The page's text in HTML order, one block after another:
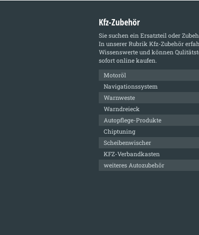
Kfz-Zubehör
Sie suchen ein Ersatzteil oder
In unserer Rubrik Kfz-Zubehör
Wissenswerte und können
sofort online kaufen.
Motoröl
Navigationssystem
Warnweste
Warndreieck
Autopflege-Produkte
Chiptuning
Scheibenwischer
KFZ-Verbandkasten
weiteres Autozubehör